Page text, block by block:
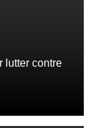
lutter contre